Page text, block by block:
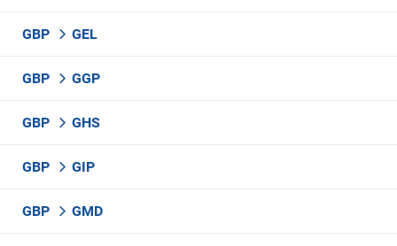
GBP GEL
GBP GGP
GBP GHS
GBP GIP
GBP GMD